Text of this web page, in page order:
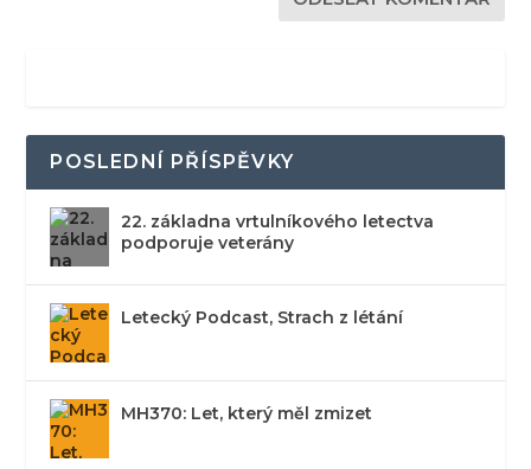
POSLEDNÍ PŘÍSPĚVKY
22. základna vrtulníkového letectva
podporuje veterány
Letecký Podcast, Strach z létání
MH370: Let, který měl zmizet